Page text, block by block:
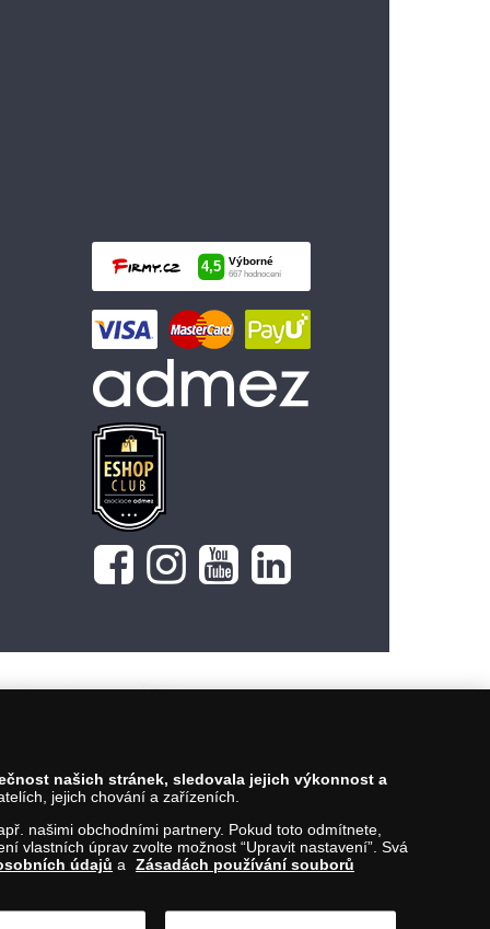
1 299 Kč
Vložit do košíku
našich stránek, sledovala jejich výkonnost a
jejich chování a zařízeních.
našimi obchodními partnery. Pokud toto odmítnete,
vlastních úprav zvolte možnost “Upravit nastavení”. Svá
údajů a
Zásadách používání souborů